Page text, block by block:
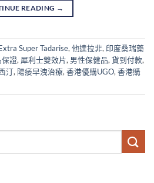
READING →
Super Tadarise, 他達拉非, 印度桑瑞藥
保證, 犀利士雙效片, 男性保健品, 貨到付款,
汀, 陽痿早洩治療, 香港優購UGO, 香港購